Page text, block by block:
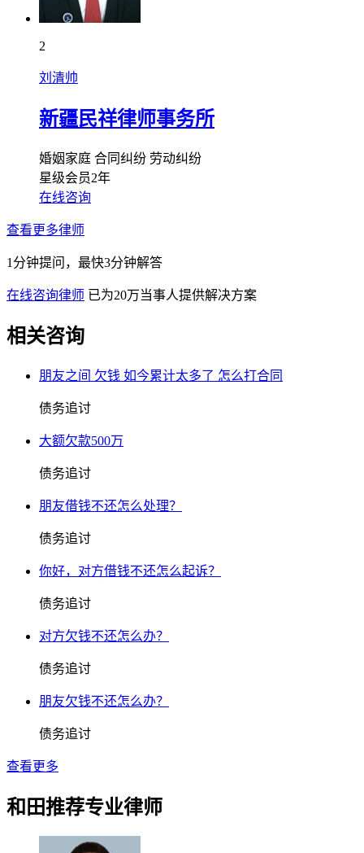
2
刘清帅
新疆民祥律师事务所
婚姻家庭 合同纠纷 劳动纠纷
星级会员2年
在线咨询
查看更多律师
1分钟提问，最快3分钟解答
在线咨询律师 已为20万当事人提供解决方案
相关咨询
朋友之间 欠钱 如今累计太多了 怎么打合同
债务追讨
大额欠款500万
债务追讨
朋友借钱不还怎么处理？
债务追讨
你好，对方借钱不还怎么起诉？
债务追讨
对方欠钱不还怎么办？
债务追讨
朋友欠钱不还怎么办？
债务追讨
查看更多
和田推荐专业律师